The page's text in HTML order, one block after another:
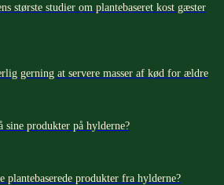
største studier om plantebaseret kost gæster
gerning at servere masser af kød for ældre
produkter på hylderne?
produkter fra hylderne?